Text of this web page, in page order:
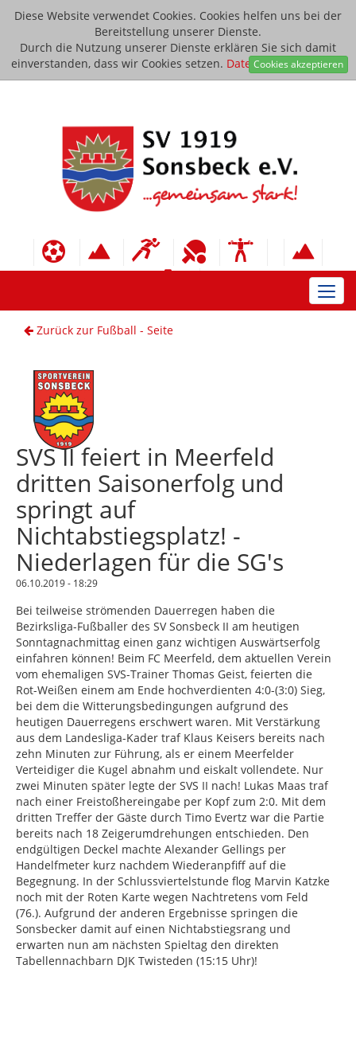
Diese Website verwendet Cookies. Cookies helfen uns bei der
Bereitstellung unserer Dienste.
Durch die Nutzung unserer Dienste erklären Sie sich damit
einverstanden, dass wir Cookies setzen. Datenschutzerklärung
Cookies akzeptieren
Zurück zur Fußball - Seite
SVS II feiert in Meerfeld
dritten Saisonerfolg und
springt auf
Nichtabstiegsplatz! -
Niederlagen für die SG's
06.10.2019 - 18:29
Bei teilweise strömenden Dauerregen haben die
Bezirksliga-Fußballer des SV Sonsbeck II am heutigen
Sonntagnachmittag einen ganz wichtigen Auswärtserfolg
einfahren können! Beim FC Meerfeld, dem aktuellen Verein
vom ehemaligen SVS-Trainer Thomas Geist, feierten die
Rot-Weißen einem am Ende hochverdienten 4:0-(3:0) Sieg,
bei dem die Witterungsbedingungen aufgrund des
heutigen Dauerregens erschwert waren. Mit Verstärkung
aus dem Landesliga-Kader traf Klaus Keisers bereits nach
zehn Minuten zur Führung, als er einem Meerfelder
Verteidiger die Kugel abnahm und eiskalt vollendete. Nur
zwei Minuten später legte der SVS II nach! Lukas Maas traf
nach einer Freistoßhereingabe per Kopf zum 2:0. Mit dem
dritten Treffer der Gäste durch Timo Evertz war die Partie
bereits nach 18 Zeigerumdrehungen entschieden. Den
endgültigen Deckel machte Alexander Gellings per
Handelfmeter kurz nachdem Wiederanpfiff auf die
Begegnung. In der Schlussviertelstunde flog Marvin Katzke
noch mit der Roten Karte wegen Nachtretens vom Feld
(76.). Aufgrund der anderen Ergebnisse springen die
Sonsbecker damit auf einen Nichtabstiegsrang und
erwarten nun am nächsten Spieltag den direkten
Tabellennachbarn DJK Twisteden (15:15 Uhr)!